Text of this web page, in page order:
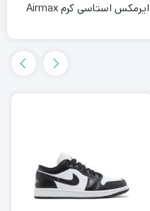
کفش اسپرت نایک ایرمکس استاسی کرم Airmax